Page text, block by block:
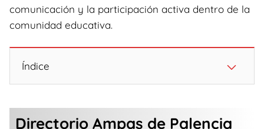
comunicación y la participación activa dentro de la
comunidad educativa.
Índice
Directorio Ampas de Palencia